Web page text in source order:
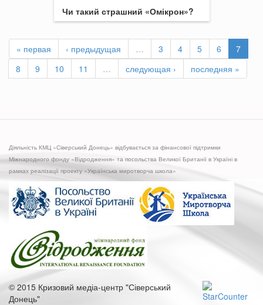
Чи такий страшний «Омікрон»?
« первая ‹ предыдущая … 3 4 5 6
7
8
9 10 11 … следующая › последняя »
Діяльність КМЦ «Сіверський Донець» відбувається за фінансової підтримки
Міжнародного фонду «Відродження» та посольства Великої Британії в Україні в
рамках реалізації проекту «Українська миротворча школа»
© 2015 Кризовий медіа-центр "Сіверський
Донець"